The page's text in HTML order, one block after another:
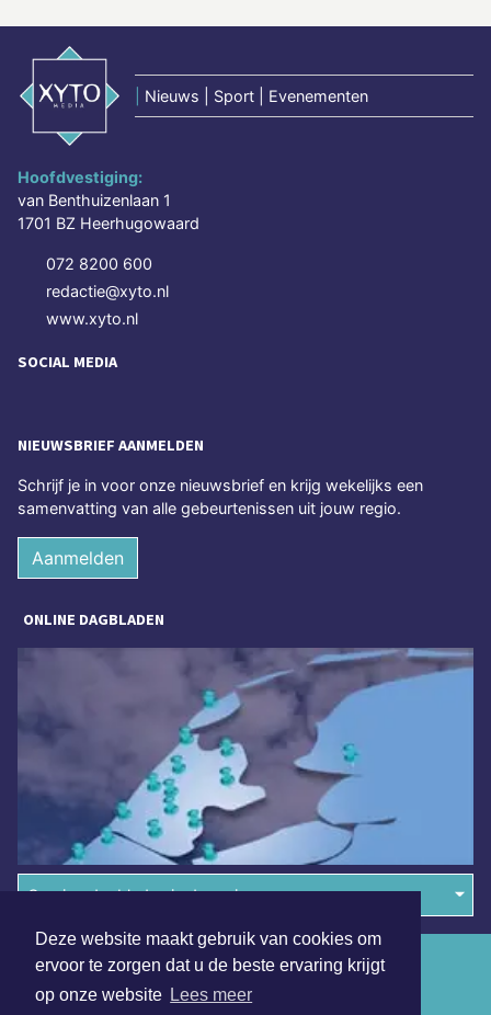
Deze website maakt gebruik van cookies om
ervoor te zorgen dat u de beste ervaring krijgt
op onze website Lees meer
Nieuws | Sport | Evenementen
Hoofdvestiging:
van Benthuizenlaan 1
1701 BZ Heerhugowaard
072 8200 600
redactie@xyto.nl
www.xyto.nl
SOCIAL MEDIA
NIEUWSBRIEF AANMELDEN
Schrijf je in voor onze nieuwsbrief en krijg wekelijks een
samenvatting van alle gebeurtenissen uit jouw regio.
Aanmelden
ONLINE DAGBLADEN
Overige dagbladen in de regio
Algemene voorwaarden
Disclaimer